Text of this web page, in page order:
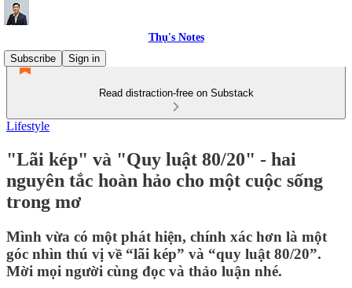
Thụ's Notes
Subscribe
Sign in
Read distraction-free on Substack
Lifestyle
"Lãi kép" và "Quy luật 80/20" - hai
nguyên tắc hoàn hảo cho một cuộc sống
trong mơ
Mình vừa có một phát hiện, chính xác hơn là một
góc nhìn thú vị về “lãi kép” và “quy luật 80/20”.
Mời mọi người cùng đọc và thảo luận nhé.